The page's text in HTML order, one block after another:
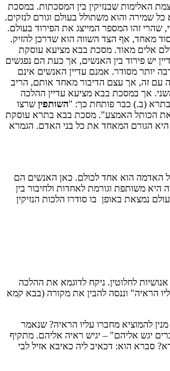
האלימות שבנזיקין בין המסכתות. במסכת
שמירה והוא משתולל בעולם וגורם לנזקים.
שהרי זהו המספר המייצג את הפירוד בעולם.
מאחד, אף הצד השווה הוא שדרכן להזיק.
אלים מאוד. מסכת בבא מציעא עוסקת
יש פירוד בין האנשים, אך כעת הם נפגשים
יותר מסודר. אמנם עדיין האנשים אינם
עם זה, אך עצם הדיבור מאחד אותם, הריב
אך במסכת בבא מציעא עדיין ההלכה
(ב.) כבר פותחת כך: "השותפין שרצו
הכותל האמצע". מסכת בבא בתרא עוסקת
הגורם המאחד את כל בני האדם. הגמרא
האדמה הוא אחד לכולם. כאן האנשים הם
היא משותפת וגורמת לאחדות ולחיבור בין
נמצאת באופן בו סודרו הלכות הנזיקין
אנושיות לחלוטין. ניקח לדוגמא את ההלכה
הראיה" וננסה להבין את מקורה (בבא קמא
להמוציא מחברו עליו הראיה? שנאמר
יגש אליהם" – יגיש ראיה אליהם. מתקיף
סברא הוא: דכאיב ליה כאיבא אזיל לבי